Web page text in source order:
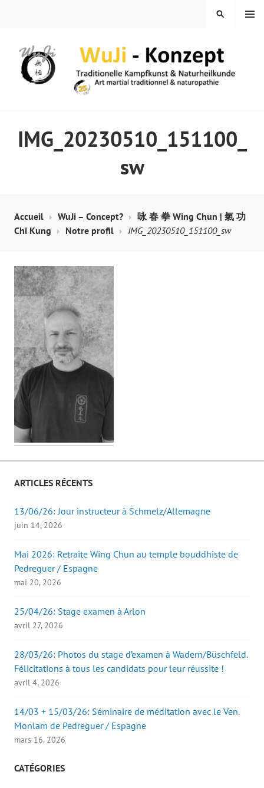
MENU
SEARCH
IMG_20230510_151100_
sw
Accueil WuJi – Concept?
咏 春 拳 Wing Chun | 氣 功
Chi Kung
Notre profil IMG_20230510_151100_sw
ARTICLES RÉCENTS
13/06/26: Jour instructeur à Schmelz/Allemagne
juin 14, 2026
Mai 2026: Retraite Wing Chun au temple bouddhiste de
Pedreguer / Espagne
mai 20, 2026
25/04/26: Stage examen à Arlon
avril 27, 2026
28/03/26: Photos du stage d’examen à Wadern/Büschfeld.
Félicitations à tous les candidats pour leur réussite !
avril 4, 2026
14/03 + 15/03/26: Séminaire de méditation avec le Ven.
Monlam de Pedreguer / Espagne
mars 16, 2026
CATÉGORIES